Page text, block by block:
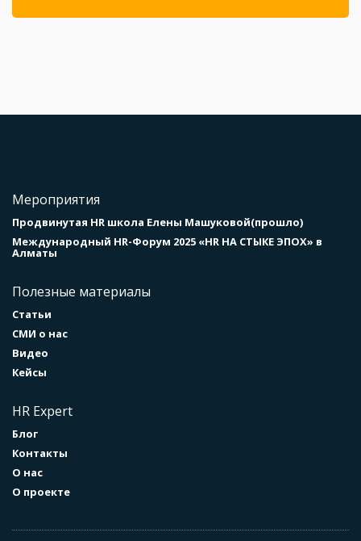
Мероприятия
Продвинутая HR школа Елены Машуковой(прошло)
Международный HR-Форум 2025 «HR НА СТЫКЕ ЭПОХ» в
Алматы
Полезные материалы
Статьи
СМИ о нас
Видео
Кейсы
HR Expert
Блог
Контакты
О нас
О проекте